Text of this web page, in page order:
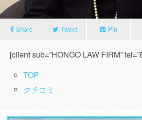
Share Tweet Pin
[client sub=”HONGO LAW FIRM”
TOP
クチコミ